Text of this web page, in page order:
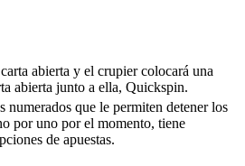
abierta y el crupier colocará una
abierta junto a ella, Quickspin.
numerados que le permiten detener los
por uno por el momento, tiene
de apuestas.